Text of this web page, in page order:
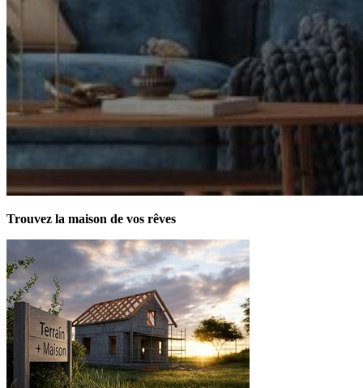
Trouvez la maison de vos rêves